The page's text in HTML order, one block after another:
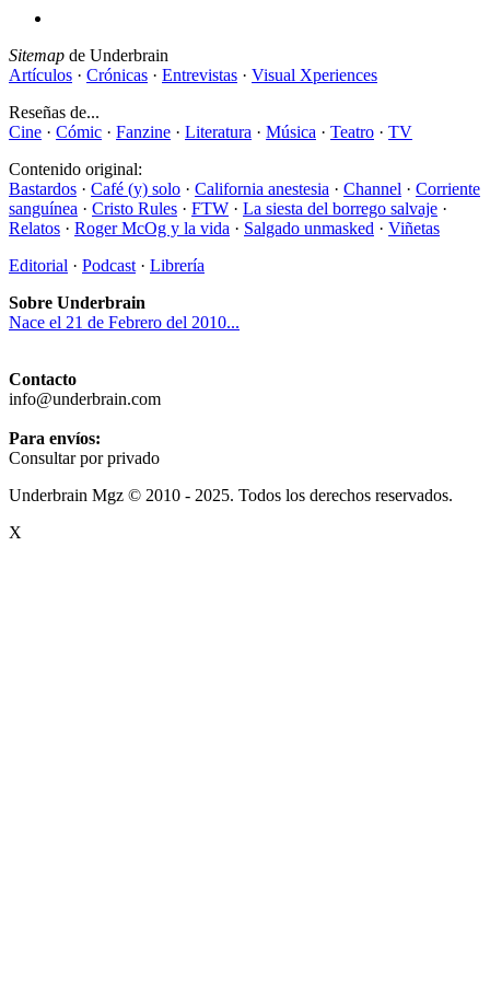
Sitemap de Underbrain
Artículos · Crónicas · Entrevistas · Visual Xperiences
Reseñas de...
Cine · Cómic · Fanzine · Literatura · Música · Teatro · TV
Contenido original:
Bastardos · Café (y) solo · California anestesia · Channel · Corriente
sanguínea · Cristo Rules · FTW · La siesta del borrego salvaje ·
Relatos · Roger McOg y la vida · Salgado unmasked · Viñetas
Editorial · Podcast · Librería
Sobre Underbrain
Nace el 21 de Febrero del 2010...
Contacto
info@underbrain.com
Para envíos:
Consultar por privado
Underbrain Mgz © 2010 - 2025. Todos los derechos reservados.
X